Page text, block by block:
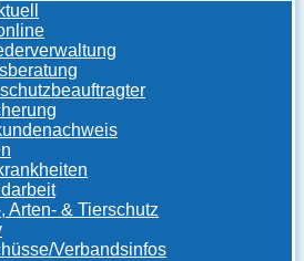
Arten- & Tierschutz
Verbandsinfos